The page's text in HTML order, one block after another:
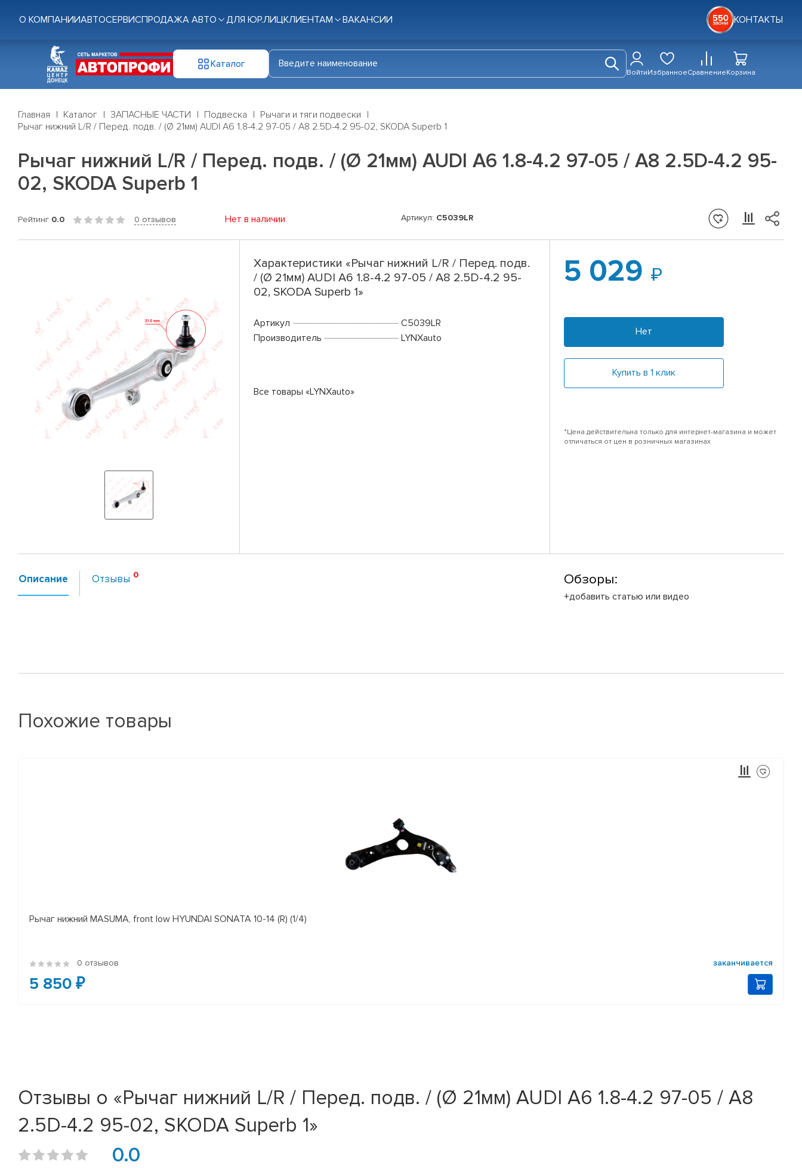
О КОМПАНИИАВТОСЕРВИСПРОДАЖА АВТО ДЛЯ ЮР.ЛИЦКЛИЕНТАМ ВАКАНСИИ КОНТАКТЫ
Каталог
ВойтиИзбранноеСравнениеКорзина
Главная Каталог ЗАПАСНЫЕ ЧАСТИ Подвеска
Рычаги и тяги подвески
Рычаг нижний L/R / Перед. подв. / (Ø 21мм) AUDI A6 1.8-4.2 97-05 / A8 2.5D-4.2 95-02, SKODA Superb 1
Рычаг нижний L/R / Перед. подв. / (Ø 21мм) AUDI A6 1.8-4.2 97-05 / A8 2.5D-4.2 95-
02, SKODA Superb 1
Рейтинг 0.0 0 отзывов Нет в наличии Артикул: C5039LR
Характеристики «Рычаг нижний L/R / Перед. подв.
/ (Ø 21мм) AUDI A6 1.8-4.2 97-05 / A8 2.5D-4.2 95-
02, SKODA Superb 1»
Артикул
C5039LR
Производитель
LYNXauto
Все товары «LYNXauto»
5 029
Нет
Купить в 1 клик
*Цена действительна только для интернет-магазина и может
отличаться от цен в розничных магазинах
Описание Отзывы Обзоры:
+добавить статью или видео
Похожие товары
Рычаг нижний MASUMA, front low HYUNDAI SONATA 10-14 (R) (1/4)
0 отзывов заканчивается
5 850 ₽
Отзывы о «Рычаг нижний L/R / Перед. подв. / (Ø 21мм) AUDI A6 1.8-4.2 97-05 / A8
2.5D-4.2 95-02, SKODA Superb 1»
0.0